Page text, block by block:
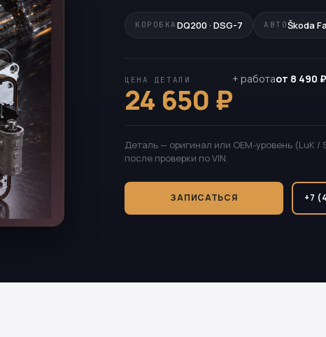
КОРОБКА DQ200 · DSG-7 АВТОŠkoda
ЦЕНА ДЕТАЛИ
24 650 ₽
+ работаот 8 490
Деталь — оригинал или OEM-уровень (LuK
после проверки по VIN.
ЗАПИСАТЬСЯ +7